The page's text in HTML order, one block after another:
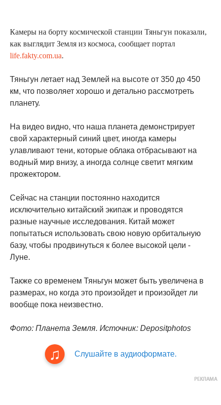
Камеры на борту космической станции Тяньгун показали,
как выглядит Земля из космоса, сообщает портал
life.fakty.com.ua.
Тяньгун летает над Землей на высоте от 350 до 450
км, что позволяет хорошо и детально рассмотреть
планету.
На видео видно, что наша планета демонстрирует
свой характерный синий цвет, иногда камеры
улавливают тени, которые облака отбрасывают на
водный мир внизу, а иногда солнце светит мягким
прожектором.
Сейчас на станции постоянно находится
исключительно китайский экипаж и проводятся
разные научные исследования. Китай может
попытаться использовать свою новую орбитальную
базу, чтобы продвинуться к более высокой цели -
Луне.
Также со временем Тяньгун может быть увеличена в
размерах, но когда это произойдет и произойдет ли
вообще пока неизвестно.
Фото: Планета Земля. Источник: Depositphotos
Слушайте в аудиоформате.